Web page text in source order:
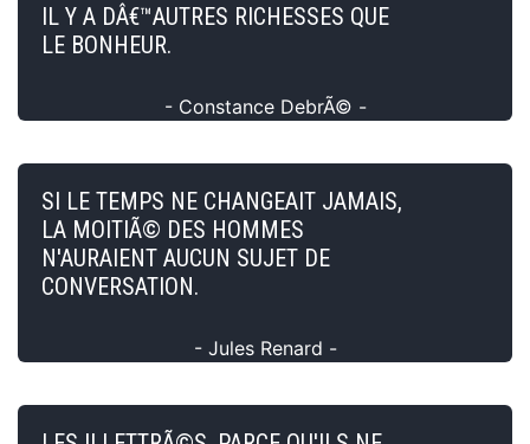
IL Y A DÂ€™AUTRES RICHESSES QUE
LE BONHEUR.
- Constance DebrÃ© -
SI LE TEMPS NE CHANGEAIT JAMAIS,
LA MOITIÃ© DES HOMMES
N'AURAIENT AUCUN SUJET DE
CONVERSATION.
- Jules Renard -